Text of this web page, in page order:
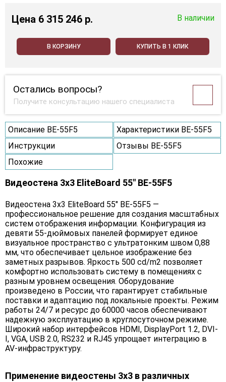
Цена 6 315 246 p. В наличии
В КОРЗИНУ КУПИТЬ В 1 КЛИК
Остались вопросы?
Получите консультацию нашего специалиста
Описание BE-55F5
Характеристики BE-55F5
Инструкции
Отзывы BE-55F5
Похожие
Видеостена 3x3 EliteBoard 55" BE-55F5
Видеостена 3х3 EliteBoard 55" BE-55F5 —
профессиональное решение для создания масштабных
систем отображения информации. Конфигурация из
девяти 55-дюймовых панелей формирует единое
визуальное пространство с ультратонким швом 0,88
мм, что обеспечивает цельное изображение без
заметных разрывов. Яркость 500 cd/m2 позволяет
комфортно использовать систему в помещениях с
разным уровнем освещения. Оборудование
произведено в России, что гарантирует стабильные
поставки и адаптацию под локальные проекты. Режим
работы 24/7 и ресурс до 60000 часов обеспечивают
надежную эксплуатацию в круглосуточном режиме.
Широкий набор интерфейсов HDMI, DisplayPort 1.2, DVI-
I, VGA, USB 2.0, RS232 и RJ45 упрощает интеграцию в
AV-инфраструктуру.
Применение видеостены 3х3 в различных